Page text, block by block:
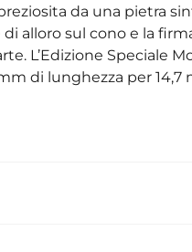
da una pietra
alloro sul cono e la
L’Edizione Speciale
di lunghezza per